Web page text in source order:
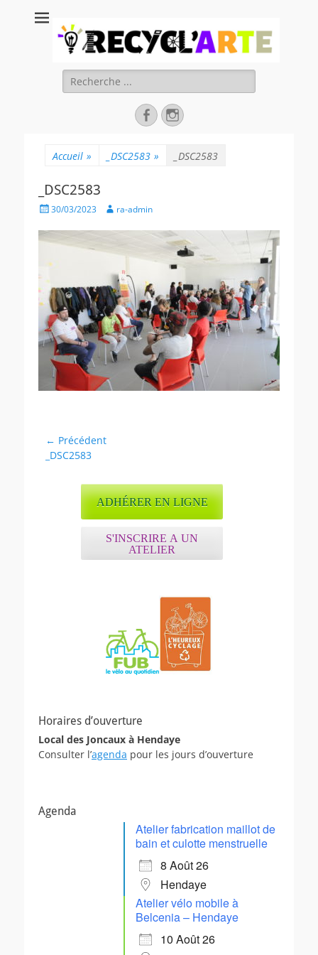
Recycl'Arte, faire
soi-même et
réduire les
déchets
Rechercher :
FacebookInstagram
Accueil » _DSC2583 » _DSC2583
_DSC2583
Posted30/03/2023 Authorra-admin
Navigation
de
← Précédent
Article
_DSC2583
ADHÉRER EN LIGNE
S'INSCRIRE A UN
ATELIER
Horaires d’ouverture
Local des Joncaux à Hendaye
Consulter l’agenda pour les jours d’ouverture
Agenda
Atelier fabrication maillot de
bain et culotte menstruelle
8 Août 26
Hendaye
Atelier vélo mobile à
Belcenia – Hendaye
10 Août 26